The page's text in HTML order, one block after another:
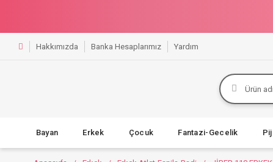
Hakkımızda Banka Hesaplarımız Yardım
Bayan Erkek Çocuk Fantazi-Gecelik